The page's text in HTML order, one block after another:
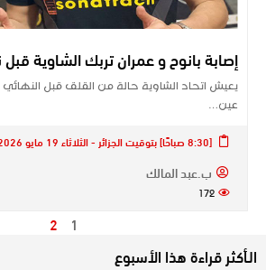
إصابة بانوح و عمران تربك الشاوية
يعيش اتحاد الشاوية حالة من القلق قبل
عين…
[8:30 صباحًا] بتوقيت الجزائر - الثلاثاء 19 مايو 2026
ب.عبد المالك
172
1
2
الـأكثر قراءة هذا الأسبوع